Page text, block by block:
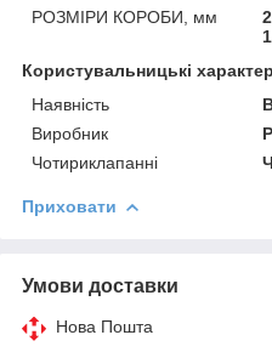
РОЗМІРИ КОРОБИ, мм
Користувальницькі
Наявність
Виробник
Чотириклапанні
Приховати
Умови доставки
Нова Пошта